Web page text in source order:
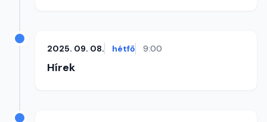
2025. 09. 08. hétfő 9:00
Hírek